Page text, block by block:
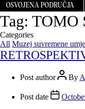
OSVOJENA PODRUČJA
Tag: TOMO
Categories
All Muzej suvremene
Post author By
Post date